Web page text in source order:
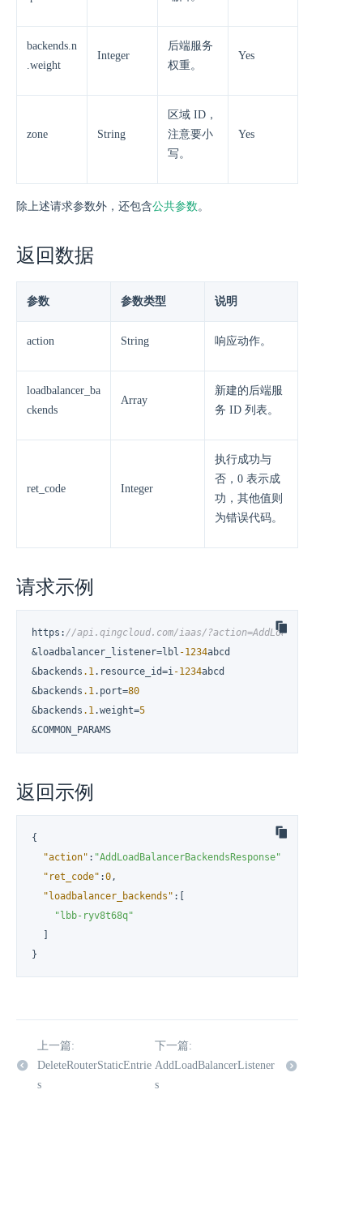
backends.n
.weight
Integer
后端服务
权重。
Yes
zone String
区域 ID，
注意要小
写。
Yes
除上述请求参数外，还包含公共参数。
返回数据
参数 参数类型 说明
action String 响应动作。
loadbalancer_ba
ckends
Array
新建的后端服
务 ID 列表。
ret_code Integer
执行成功与
否，0 表示成
功，其他值则
为错误代码。
请求示例
https : //api.qingcloud.com/iaas/
&loadbalancer_listener=lbl -1234abcd
&backends .1.resource_id=i-1234abcd
&backends .1.port=80
&backends .1.weight=5
&COMMON_PARAMS
返回示例
{
"action" : "AddLoadBalancerBackendsResponse"
"ret_code" :0,
"loadbalancer_backends" :
"lbb-ryv8t68q"
}
上一篇:
DeleteRouterStaticEntrie
s
下一篇:
AddLoadBalancerListener
s